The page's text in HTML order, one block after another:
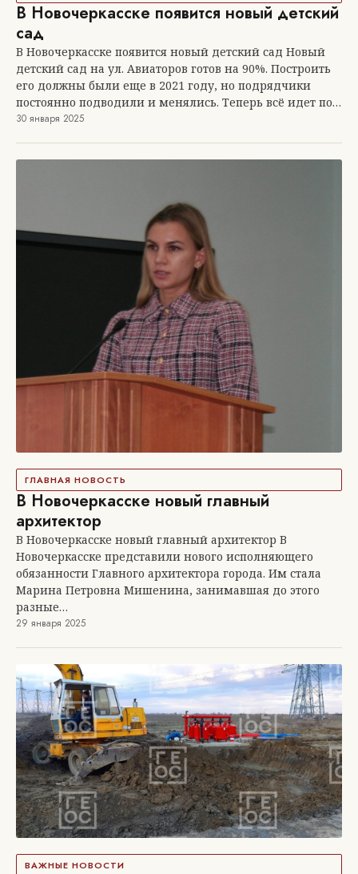
В Новочеркасске появится новый детский
сад
В Новочеркасске появится новый детский сад Новый
детский сад на ул. Авиаторов готов на 90%. Построить
его должны были еще в 2021 году, но подрядчики
постоянно подводили и менялись. Теперь всё идет по…
30 января 2025
ГЛАВНАЯ НОВОСТЬ
В Новочеркасске новый главный
архитектор
В Новочеркасске новый главный архитектор В
Новочеркасске представили нового исполняющего
обязанности Главного архитектора города. Им стала
Марина Петровна Мишенина, занимавшая до этого
разные…
29 января 2025
ВАЖНЫЕ НОВОСТИ